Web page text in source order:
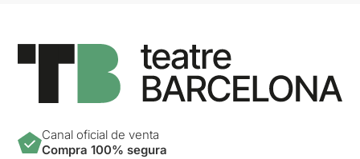
Canal oficial de venta
Compra 100% segura